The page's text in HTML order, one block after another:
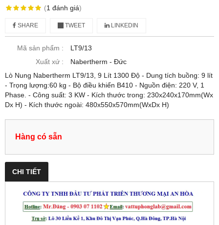
(1 đánh giá)
SHARE TWEET LINKEDIN
Mã sản phẩm :
LT9/13
Xuất xứ :
Nabertherm - Đức
Lò Nung Nabertherm LT9/13, 9 Lít 1300 Độ - Dung tích buồng: 9 lít
- Trọng lượng:60 kg - Bộ điều khiển B410 - Nguồn điện: 220 V, 1
Phase. - Công suất: 3 KW - Kích thước trong: 230x240x170mm(Wx
Dx H) - Kích thước ngoài: 480x550x570mm(WxDx H)
Hàng có sẵn
CHI TIẾT